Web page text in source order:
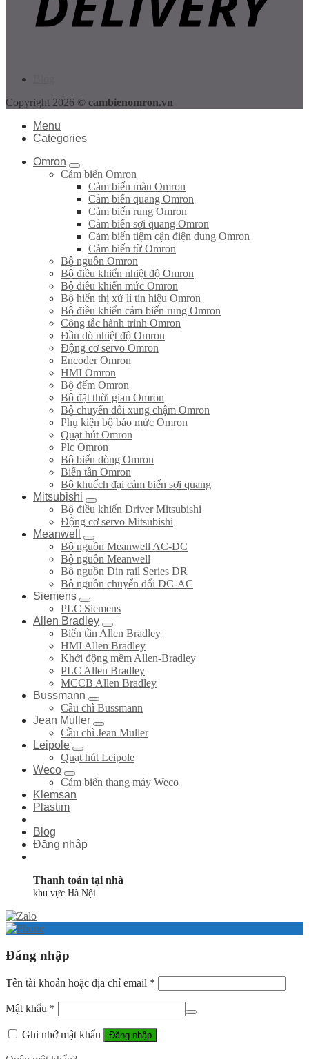
Copyright 2026 © cambienomron.vn
Menu
Categories
Omron
Cảm biến Omron
Cảm biến màu Omron
Cảm biến quang Omron
Cảm biến rung Omron
Cảm biến sợi quang Omron
Cảm biến tiệm cận điện dung Omron
Cảm biến từ Omron
Bộ nguồn Omron
Bộ điều khiển nhiệt độ Omron
Bộ điều khiển mức Omron
Bộ hiển thị xử lí tín hiệu Omron
Bộ điều khiển cảm biến rung Omron
Công tắc hành trình Omron
Đầu dò nhiệt độ Omron
Động cơ servo Omron
Encoder Omron
HMI Omron
Bộ đếm Omron
Bộ đặt thời gian Omron
Bộ chuyển đổi xung chậm Omron
Phụ kiện bộ báo mức Omron
Quạt hút Omron
Plc Omron
Bộ biến dòng Omron
Biến tần Omron
Bộ khuếch đại cảm biến sợi quang
Mitsubishi
Bộ điều khiển Driver Mitsubishi
Động cơ servo Mitsubishi
Meanwell
Bộ nguồn Meanwell AC-DC
Bộ nguồn Meanwell
Bô nguồn Din rail Series DR
Bộ nguồn chuyển đổi DC-AC
Siemens
PLC Siemens
Allen Bradley
Biến tần Allen Bradley
HMI Allen Bradley
Khởi động mềm Allen-Bradley
PLC Allen Bradley
MCCB Allen Bradley
Bussmann
Cầu chì Bussmann
Jean Muller
Cầu chì Jean Muller
Leipole
Quạt hút Leipole
Weco
Cảm biến thang máy Weco
Klemsan
Plastim
Blog
Đăng nhập
Thanh toán tại nhà
khu vực Hà Nội
Đăng nhập
Tên tài khoản hoặc địa chỉ email *
Mật khẩu *
Ghi nhớ mật khẩu Đăng nhập